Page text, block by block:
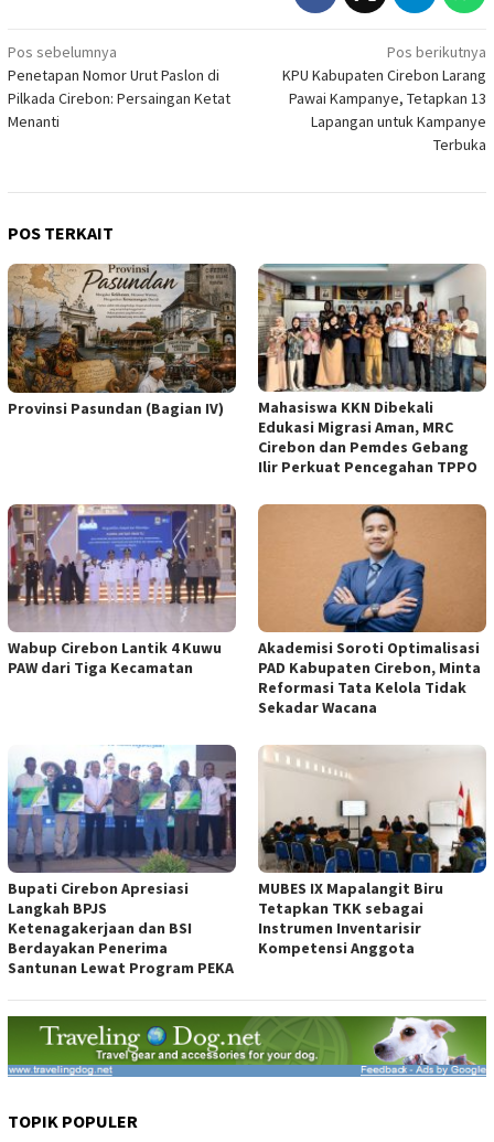
Navigasi
pos
Pos sebelumnya
Penetapan Nomor Urut Paslon di
Pilkada Cirebon: Persaingan Ketat
Menanti
Pos berikutnya
KPU Kabupaten Cirebon Larang
Pawai Kampanye, Tetapkan 13
Lapangan untuk Kampanye
Terbuka
POS TERKAIT
Provinsi Pasundan (Bagian IV)
Mahasiswa KKN Dibekali
Edukasi Migrasi Aman, MRC
Cirebon dan Pemdes Gebang
Ilir Perkuat Pencegahan TPPO
Wabup Cirebon Lantik 4 Kuwu
PAW dari Tiga Kecamatan
Akademisi Soroti Optimalisasi
PAD Kabupaten Cirebon, Minta
Reformasi Tata Kelola Tidak
Sekadar Wacana
Bupati Cirebon Apresiasi
Langkah BPJS
Ketenagakerjaan dan BSI
Berdayakan Penerima
Santunan Lewat Program PEKA
MUBES IX Mapalangit Biru
Tetapkan TKK sebagai
Instrumen Inventarisir
Kompetensi Anggota
TOPIK POPULER